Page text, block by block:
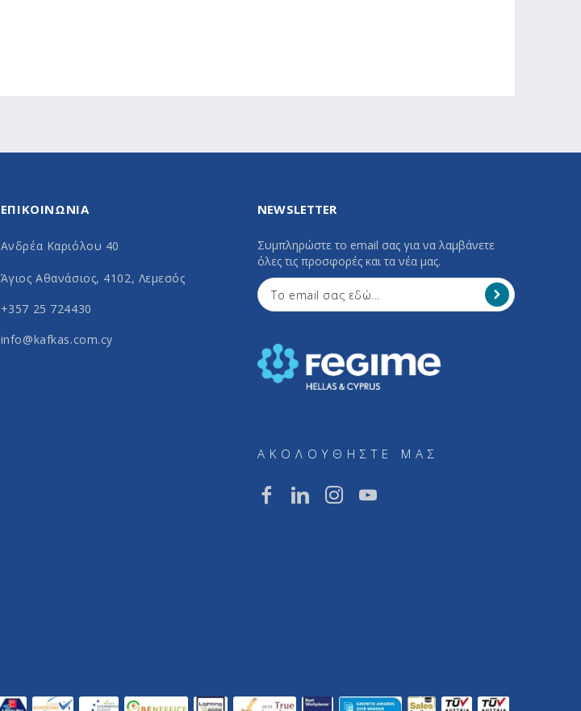
ΕΠΙΚΟΙΝΩΝΙΑ
Ανδρέα Καριόλου 40
Άγιος Αθανάσιος, 4102, Λεμεσός
+357 25 724430
info@kafkas.com.cy
NEWSLETTER
Συμπληρώστε το email σας για να λαμβάνετε
όλες τις προσφορές και τα νέα μας.
ΑΚΟΛΟΥΘΗΣΤΕ ΜΑΣ